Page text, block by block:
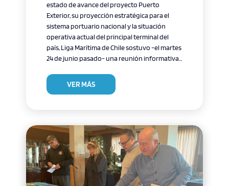
estado de avance del proyecto Puerto
Exterior, su proyección estratégica para el
sistema portuario nacional y la situación
operativa actual del principal terminal del
país, Liga Marítima de Chile sostuvo -el martes
24 de junio pasado- una reunión informativa...
VER MÁS